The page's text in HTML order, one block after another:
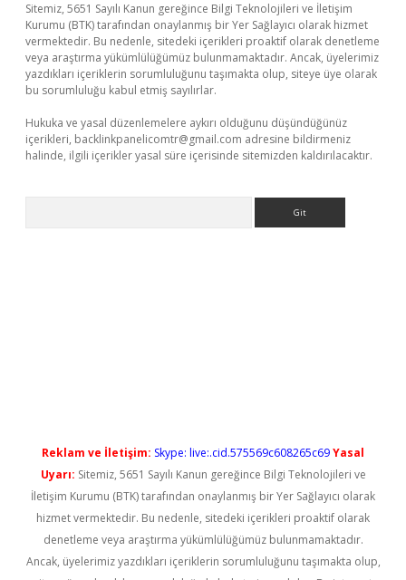
Sitemiz, 5651 Sayılı Kanun gereğince Bilgi Teknolojileri ve İletişim
Kurumu (BTK) tarafından onaylanmış bir Yer Sağlayıcı olarak hizmet
vermektedir. Bu nedenle, sitedeki içerikleri proaktif olarak denetleme
veya araştırma yükümlülüğümüz bulunmamaktadır. Ancak, üyelerimiz
yazdıkları içeriklerin sorumluluğunu taşımakta olup, siteye üye olarak
bu sorumluluğu kabul etmiş sayılırlar.
Hukuka ve yasal düzenlemelere aykırı olduğunu düşündüğünüz
içerikleri, backlinkpanelicomtr@gmail.com adresine bildirmeniz
halinde, ilgili içerikler yasal süre içerisinde sitemizden kaldırılacaktır.
Reklam ve İletişim: Skype: live:.cid.575569c608265c69Yasal
Uyarı: Sitemiz, 5651 Sayılı Kanun gereğince Bilgi Teknolojileri ve
İletişim Kurumu (BTK) tarafından onaylanmış bir Yer Sağlayıcı olarak
hizmet vermektedir. Bu nedenle, sitedeki içerikleri proaktif olarak
denetleme veya araştırma yükümlülüğümüz bulunmamaktadır.
Ancak, üyelerimiz yazdıkları içeriklerin sorumluluğunu taşımakta olup,